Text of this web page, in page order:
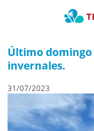
Último domingo
invernales.
31/07/2023